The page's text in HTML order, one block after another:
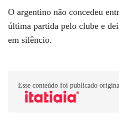
O argentino não concedeu
última partida pelo clube e
em silêncio.
Esse conteúdo foi publicado